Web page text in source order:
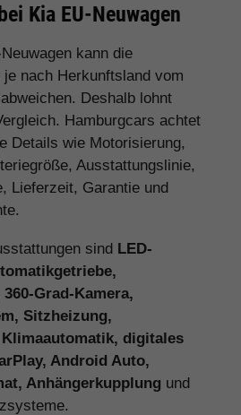
Kia EU-Neuwagen
kann die
nach Herkunftsland vom
Deshalb lohnt
Hamburgcars achtet
Details wie Motorisierung,
Ausstattungslinie,
Lieferzeit, Garantie und
sind LED-
Grad-Kamera,
Sitzheizung,
digitales
Android Auto,
Anhängerkupplung und